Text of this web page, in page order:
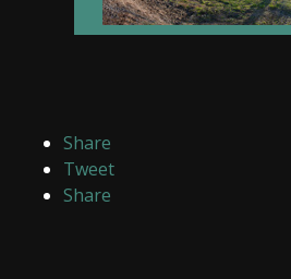
Share
Tweet
Share